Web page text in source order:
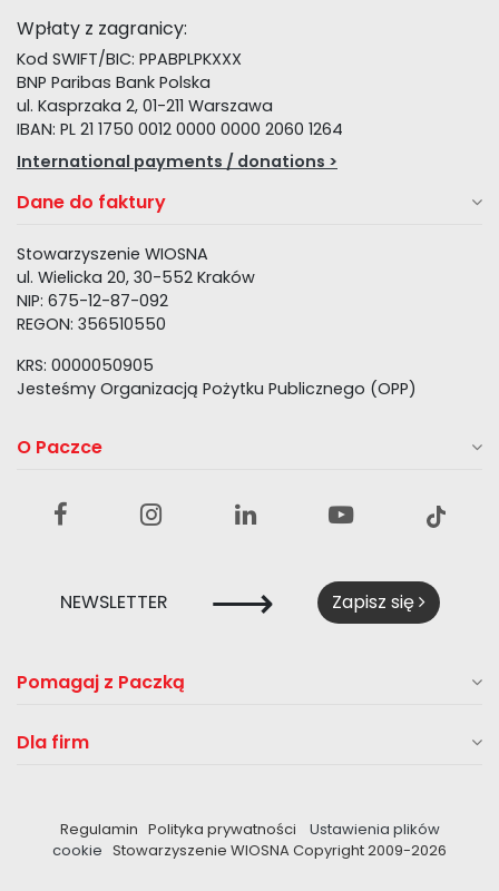
Wpłaty z zagranicy:
Kod SWIFT/BIC: PPABPLPKXXX
BNP Paribas Bank Polska
ul. Kasprzaka 2, 01-211 Warszawa
IBAN: PL 21 1750 0012 0000 0000 2060 1264
International payments / donations >
Dane do faktury
Stowarzyszenie WIOSNA
ul. Wielicka 20, 30-552 Kraków
NIP: 675-12-87-092
REGON: 356510550
KRS: 0000050905
Jesteśmy Organizacją Pożytku Publicznego (OPP)
O Paczce
NEWSLETTER ⟶ Zapisz się
Pomagaj z Paczką
Dla firm
Regulamin Polityka prywatności
Ustawienia plików
cookie Stowarzyszenie WIOSNA Copyright 2009-2026